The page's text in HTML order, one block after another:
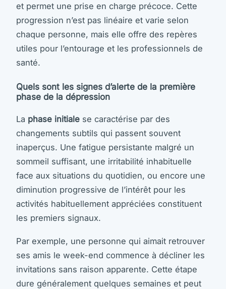
et permet une prise en charge précoce. Cette
progression n’est pas linéaire et varie selon
chaque personne, mais elle offre des repères
utiles pour l’entourage et les professionnels de
santé.
Quels sont les signes d’alerte de la première
phase de la dépression
La phase initiale se caractérise par des
changements subtils qui passent souvent
inaperçus. Une fatigue persistante malgré un
sommeil suffisant, une irritabilité inhabituelle
face aux situations du quotidien, ou encore une
diminution progressive de l’intérêt pour les
activités habituellement appréciées constituent
les premiers signaux.
Par exemple, une personne qui aimait retrouver
ses amis le week-end commence à décliner les
invitations sans raison apparente. Cette étape
dure généralement quelques semaines et peut